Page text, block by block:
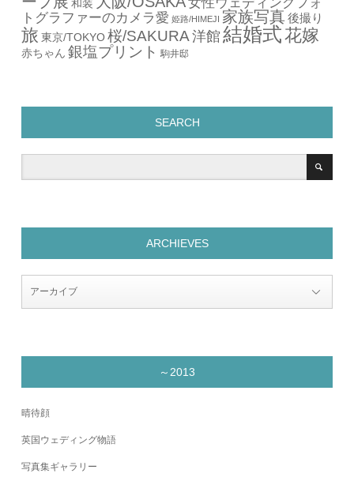
和装
トグラファーのカメラ愛 姫路/HIMEJI 家族写真 後撮り
旅 東京/TOKYO 桜/SAKURA 洋館 結婚式花嫁
赤ちゃん 銀塩プリント 駒井邸
SEARCH
ARCHIEVES
～2013
晴待顔
英国ウェディング物語
写真集ギャラリー